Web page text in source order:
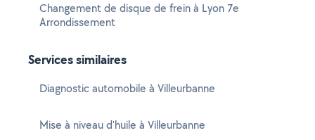
Changement de disque de frein à Lyon 7e
Arrondissement
Services similaires
Diagnostic automobile à Villeurbanne
Mise à niveau d'huile à Villeurbanne